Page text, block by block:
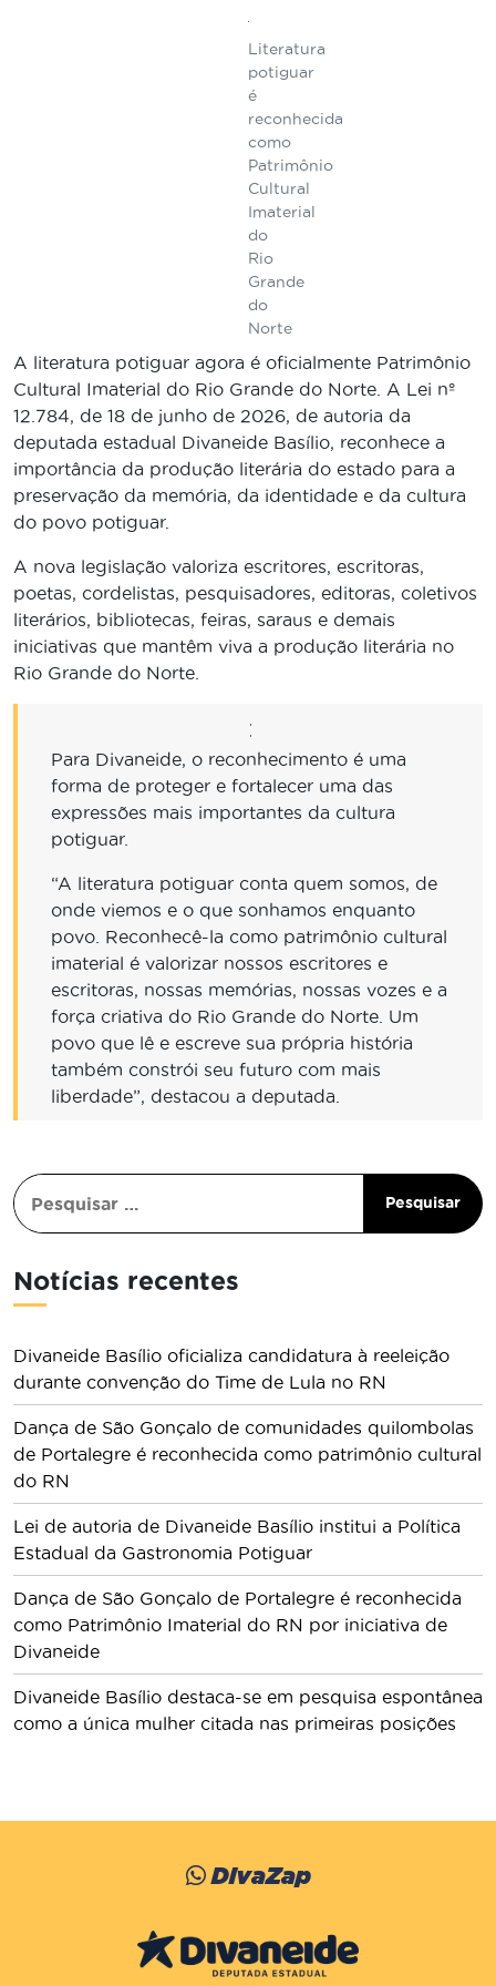
Literatura
potiguar
é
reconhecida
como
Patrimônio
Cultural
Imaterial
do
Rio
Grande
do
Norte
A literatura potiguar agora é oficialmente Patrimônio
Cultural Imaterial do Rio Grande do Norte. A Lei nº
12.784, de 18 de junho de 2026, de autoria da
deputada estadual Divaneide Basílio, reconhece a
importância da produção literária do estado para a
preservação da memória, da identidade e da cultura
do povo potiguar.
A nova legislação valoriza escritores, escritoras,
poetas, cordelistas, pesquisadores, editoras, coletivos
literários, bibliotecas, feiras, saraus e demais
iniciativas que mantêm viva a produção literária no
Rio Grande do Norte.
Para Divaneide, o reconhecimento é uma
forma de proteger e fortalecer uma das
expressões mais importantes da cultura
potiguar.
“A literatura potiguar conta quem somos, de
onde viemos e o que sonhamos enquanto
povo. Reconhecê-la como patrimônio cultural
imaterial é valorizar nossos escritores e
escritoras, nossas memórias, nossas vozes e a
força criativa do Rio Grande do Norte. Um
povo que lê e escreve sua própria história
também constrói seu futuro com mais
liberdade”, destacou a deputada.
Notícias recentes
Divaneide Basílio oficializa candidatura à reeleição
durante convenção do Time de Lula no RN
Dança de São Gonçalo de comunidades quilombolas
de Portalegre é reconhecida como patrimônio cultural
do RN
Lei de autoria de Divaneide Basílio institui a Política
Estadual da Gastronomia Potiguar
Dança de São Gonçalo de Portalegre é reconhecida
como Patrimônio Imaterial do RN por iniciativa de
Divaneide
Divaneide Basílio destaca-se em pesquisa espontânea
como a única mulher citada nas primeiras posições
DivaZap